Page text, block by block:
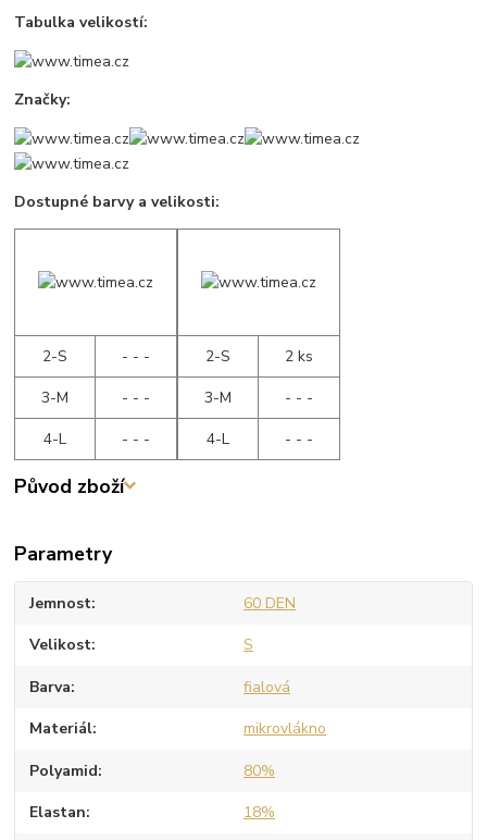
Tabulka velikostí:
Značky:
Dostupné barvy a velikosti:
2-S
- - -
3-M
- - -
4-L
- - -
2-S
2 ks
3-M
- - -
4-L
- - -
Původ zboží
Parametry
Jemnost 60 DEN
Velikost S
Barva fialová
Materiál mikrovlákno
Polyamid 80%
Elastan 18%